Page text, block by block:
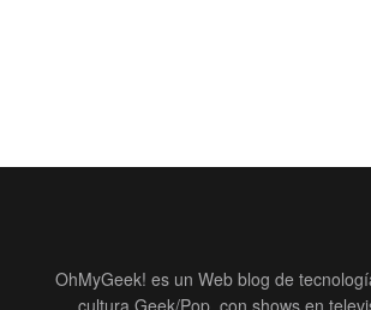
OhMyGeek! es un Web blog de